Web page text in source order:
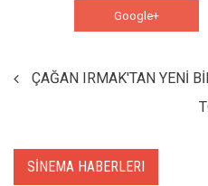
Google+
ÇAĞAN IRMAK'TAN YENİ
SİNEMA HABERLERI